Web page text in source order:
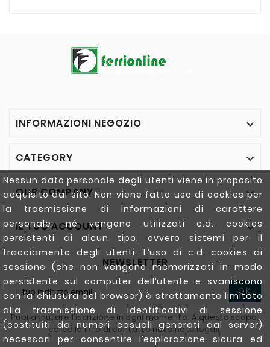
Nessun dato personale degli utenti viene in proposito
acquisito dal sito. Non viene fatto uso di cookies per
la trasmissione di informazioni di carattere
personale, né vengono utilizzati c.d. cookies
persistenti di alcun tipo, ovvero sistemi per il
tracciamento degli utenti. L’uso di c.d. cookies di
sessione (che non vengono memorizzati in modo
persistente sul computer dell’utente e svaniscono
con la chiusura del browser) è strettamente limitato
alla trasmissione di identificativi di sessione
(costituiti da numeri casuali generati dal server)
necessari per consentire l’esplorazione sicura ed
INFORMAZIONI NEGOZIO 
CATEGORY 
OUR COMPANY 
IL TUO ACCOUNT 
NEWSLETTER
OK
Puoi annullare l'iscrizione in ogni momento. A questo scopo,
cerca le info di contatto nelle note legali.